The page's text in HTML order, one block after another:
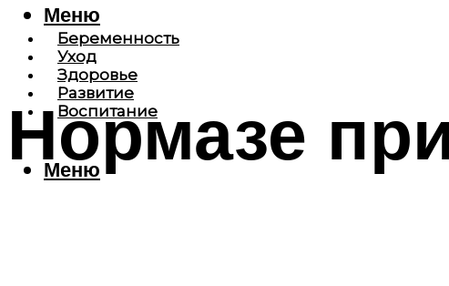
Беременность
Уход
Здоровье
Развитие
Воспитание
Меню
Меню
Нормазе